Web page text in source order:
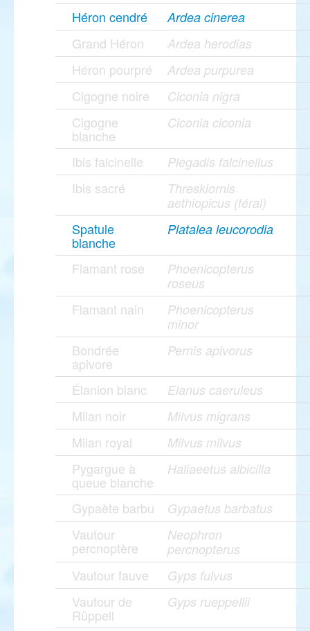
Héron cendré Ardea cinerea
Grand Héron Ardea herodias
Héron pourpré Ardea purpurea
Cigogne noire Ciconia nigra
Cigogne
blanche
Ciconia ciconia
Ibis falcinelle Plegadis falcinellus
Ibis sacré
Threskiornis
aethiopicus (féral)
Spatule
blanche
Platalea leucorodia
Flamant rose
Phoenicopterus
roseus
Flamant nain
Phoenicopterus
minor
Bondrée
apivore
Pernis apivorus
Élanion blanc Elanus caeruleus
Milan noir Milvus migrans
Milan royal Milvus milvus
Pygargue à
queue blanche
Haliaeetus albicilla
Gypaète barbu Gypaetus barbatus
Vautour
percnoptère
Neophron
percnopterus
Vautour fauve Gyps fulvus
Vautour de
Rüppell
Gyps rueppellii